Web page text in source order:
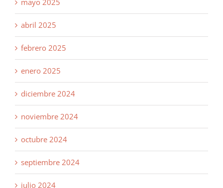
mayo 2025
abril 2025
febrero 2025
enero 2025
diciembre 2024
noviembre 2024
octubre 2024
septiembre 2024
julio 2024